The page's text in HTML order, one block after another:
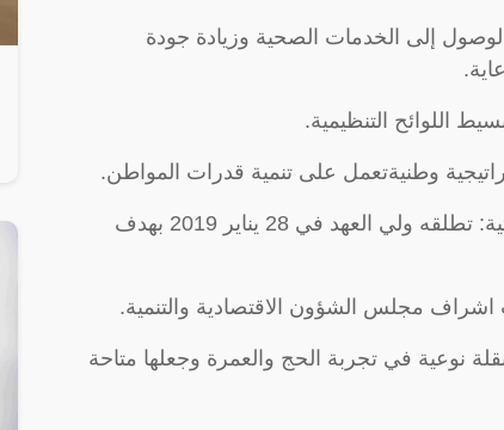
إلى الخدمات الصحية وزيادة جودة
اللوائح التنظيمية.
وطنيةتعمل على تنمية قدرات المواطن.
– برنامج تطوير الصناعة الوطنية والخدمات اللوجستية: تطلقه ولي العهد في 28 يناير 2019 بهدف
نوعية في تجربة الحج والعمرة وجعلها متاحة